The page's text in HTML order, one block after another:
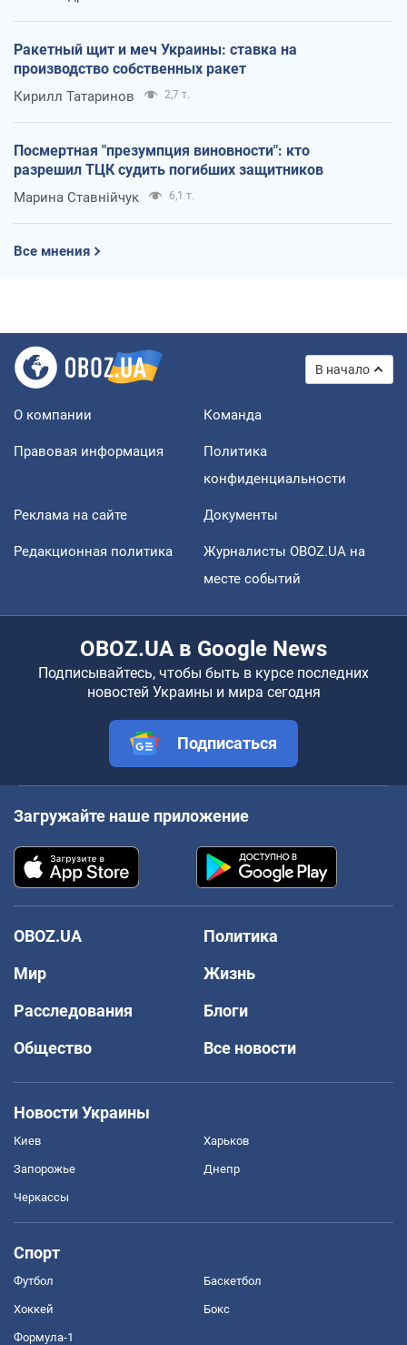
Ракетный щит и меч Украины: ставка на
производство собственных ракет
Кирилл Татаринов 2,7 т.
Посмертная "презумпция виновности": кто
разрешил ТЦК судить погибших защитников
Марина Ставнійчук 6,1 т.
Все мнения
В начало
О компании Команда
Правовая информация
Политика
конфиденциальности
Реклама на сайте Документы
Редакционная политика
Журналисты OBOZ.UA на
месте событий
OBOZ.UA в Google News
Подписывайтесь, чтобы быть в курсе последних
новостей Украины и мира сегодня
Подписаться
Загружайте наше приложение
OBOZ.UA
Политика
Мир
Жизнь
Расследования
Блоги
Общество
Все новости
Новости Украины
Киев Харьков
Запорожье Днепр
Черкассы
Спорт
Футбол Баскетбол
Хоккей Бокс
Формула-1